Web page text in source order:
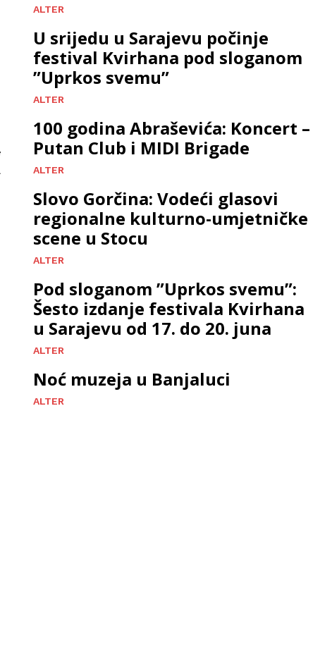
ALTER
U srijedu u Sarajevu počinje
festival Kvirhana pod sloganom
”Uprkos svemu”
ALTER
100 godina Abraševića: Koncert –
Putan Club i MIDI Brigade
ALTER
Slovo Gorčina: Vodeći glasovi
regionalne kulturno-umjetničke
scene u Stocu
ALTER
Pod sloganom ”Uprkos svemu”:
Šesto izdanje festivala Kvirhana
u Sarajevu od 17. do 20. juna
ALTER
Noć muzeja u Banjaluci
ALTER